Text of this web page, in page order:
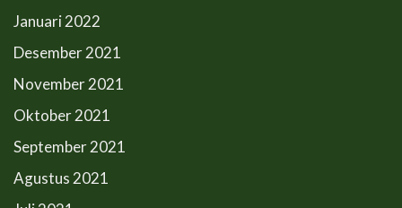
Januari 2022
Desember 2021
November 2021
Oktober 2021
September 2021
Agustus 2021